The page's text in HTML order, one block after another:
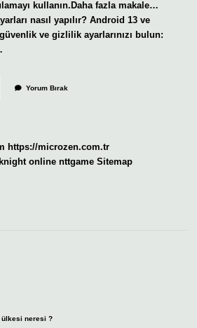
kullanın.Daha fazla makale…
nasıl yapılır? Android 13 ve
ve gizlilik ayarlarınızı bulun:
Yorum Bırak
https://microzen.com.tr
knight online nttgame Sitemap
ülkesi neresi ?